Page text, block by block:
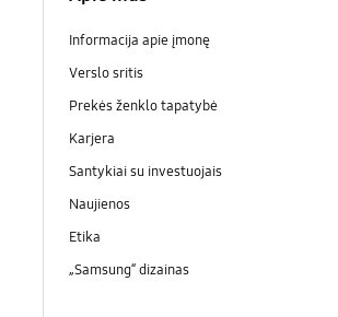
Informacija apie įmonę
Verslo sritis
Prekės ženklo tapatybė
Karjera
Santykiai su investuojais
Naujienos
Etika
„Samsung“ dizainas